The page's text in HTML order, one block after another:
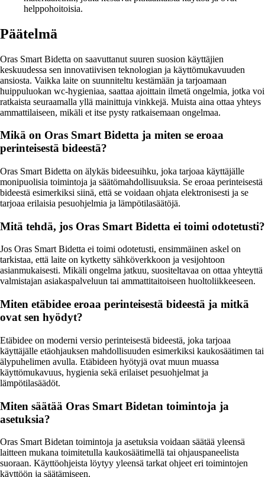
helppohoitoisia.
Päätelmä
Oras Smart Bidetta on saavuttanut suuren suosion käyttäjien
keskuudessa sen innovatiivisen teknologian ja käyttömukavuuden
ansiosta. Vaikka laite on suunniteltu kestämään ja tarjoamaan
huippuluokan wc-hygieniaa, saattaa ajoittain ilmetä ongelmia, jotka voi
ratkaista seuraamalla yllä mainittuja vinkkejä. Muista aina ottaa yhteys
ammattilaiseen, mikäli et itse pysty ratkaisemaan ongelmaa.
Mikä on Oras Smart Bidetta ja miten se eroaa
perinteisestä bideestä?
Oras Smart Bidetta on älykäs bideesuihku, joka tarjoaa käyttäjälle
monipuolisia toimintoja ja säätömahdollisuuksia. Se eroaa perinteisestä
bideestä esimerkiksi siinä, että se voidaan ohjata elektronisesti ja se
tarjoaa erilaisia pesuohjelmia ja lämpötilasäätöjä.
Mitä tehdä, jos Oras Smart Bidetta ei toimi odotetusti?
Jos Oras Smart Bidetta ei toimi odotetusti, ensimmäinen askel on
tarkistaa, että laite on kytketty sähköverkkoon ja vesijohtoon
asianmukaisesti. Mikäli ongelma jatkuu, suositeltavaa on ottaa yhteyttä
valmistajan asiakaspalveluun tai ammattitaitoiseen huoltoliikkeeseen.
Miten etäbidee eroaa perinteisestä bideestä ja mitkä
ovat sen hyödyt?
Etäbidee on moderni versio perinteisestä bideestä, joka tarjoaa
käyttäjälle etäohjauksen mahdollisuuden esimerkiksi kaukosäätimen tai
älypuhelimen avulla. Etäbideen hyötyjä ovat muun muassa
käyttömukavuus, hygienia sekä erilaiset pesuohjelmat ja
lämpötilasäädöt.
Miten säätää Oras Smart Bidetan toimintoja ja
asetuksia?
Oras Smart Bidetan toimintoja ja asetuksia voidaan säätää yleensä
laitteen mukana toimitetulla kaukosäätimellä tai ohjauspaneelista
suoraan. Käyttöohjeista löytyy yleensä tarkat ohjeet eri toimintojen
käyttöön ja säätämiseen.